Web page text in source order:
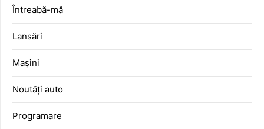
Întreabă-mă
Lansări
Mașini
Noutăți auto
Programare